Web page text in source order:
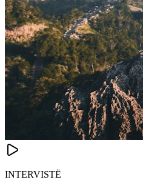
INTERVISTË